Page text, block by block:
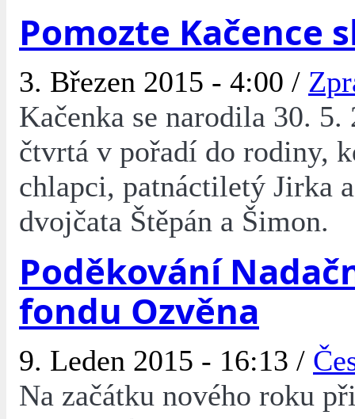
Pomozte Kačence
3. Březen 2015 - 4:00 /
Kačenka se narodila 30. 5.
čtvrtá v pořadí do rodiny,
chlapci, patnáctiletý Jirka
dvojčata Štěpán a Šimon.
Poděkování
fondu Ozvěna
9. Leden 2015 - 16:13 /
Na začátku nového roku